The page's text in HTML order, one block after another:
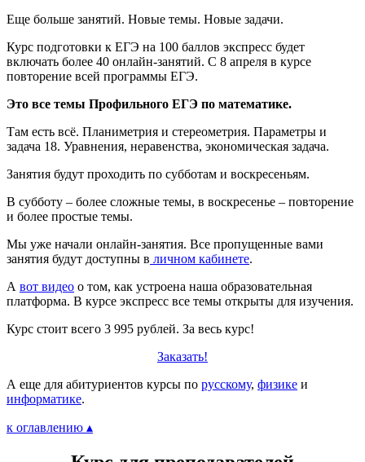
Еще больше занятий. Новые темы. Новые задачи.
Курс подготовки к ЕГЭ на 100 баллов экспресс будет
включать более 40 онлайн-занятий. С 8 апреля в курсе
повторение всей программы ЕГЭ.
Это все темы Профильного ЕГЭ по математике.
Там есть всё. Планиметрия и стереометрия. Параметры и
задача 18. Уравнения, неравенства, экономическая задача.
Занятия будут проходить по субботам и воскресеньям.
В субботу – более сложные темы, в воскресенье – повторение
и более простые темы.
Мы уже начали онлайн-занятия. Все пропущенные вами
занятия будут доступны в личном кабинете.
А вот видео о том, как устроена наша образовательная
платформа. В курсе экспресс все темы открыты для изучения.
Курс стоит всего 3 995 рублей. За весь курс!
Заказать!
А еще для абитуриентов курсы по русскому, физике и
информатике.
к оглавлению ▴